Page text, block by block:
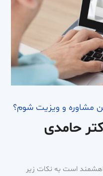
مشاوره و ویزیت شوم؟
حامدی
است به نکات زیر